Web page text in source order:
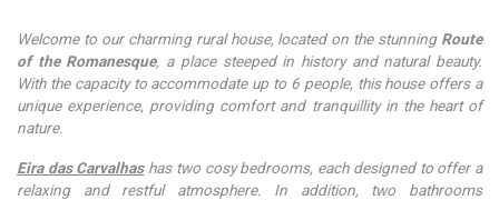
Welcome to our charming rural house, located on the stunning Route
of the Romanesque, a place steeped in history and natural beauty.
With the capacity to accommodate up to 6 people, this house offers a
unique experience, providing comfort and tranquillity in the heart of
nature.
Eira das Carvalhashas two cosy bedrooms, each designed to offer a
relaxing and restful atmosphere. In addition, two bathrooms